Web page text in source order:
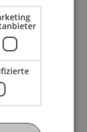
CEO
und
Bank